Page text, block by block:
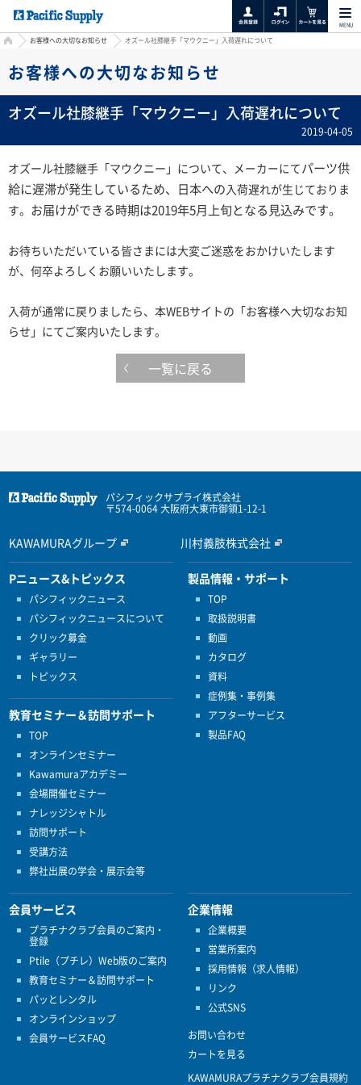
MENU
HOMEお客様への大切なお知らせ オズール社膝継手「マウクニー」入荷遅れについて
お客様への大切なお知らせ
オズール社膝継手「マウクニー」入荷遅れについて
2019-04-05
オズール社膝継手「マウクニー」について、 メーカーにてパーツ供
給に遅滞が発生しているため、日本への入荷遅れが生じておりま
す。 お届けができる時期は2019年5月上旬となる見込みです。
お待ちいただいている皆さまには大変ご迷惑をおかけいたします
が、何卒よろしくお願いいたします。
入荷が通常に戻りましたら、本WEBサイトの「お客様へ大切なお知
らせ」にてご案内いたします。
一覧に戻る
パシフィックサプライ株式会社
〒574-0064 大阪府大東市御領1-12-1
KAWAMURAグループ 川村義肢株式会社
Pニュース&トピックス
パシフィックニュース
パシフィックニュースについて
クリック募金
ギャラリー
トピックス
教育セミナー＆訪問サポート
TOP
オンラインセミナー
Kawamuraアカデミー
会場開催セミナー
ナレッジシャトル
訪問サポート
受講方法
弊社出展の学会・展示会等
製品情報・サポート
TOP
取扱説明書
動画
カタログ
資料
症例集・事例集
アフターサービス
製品FAQ
会員サービス
プラチナクラブ会員のご案内・
登録
Ptile（プチレ）Web版のご案内
教育セミナー＆訪問サポート
パッとレンタル
オンラインショップ
会員サービスFAQ
企業情報
企業概要
営業所案内
採用情報（求人情報）
リンク
公式SNS
お問い合わせ
カートを見る
KAWAMURAプラチナクラブ会員規約